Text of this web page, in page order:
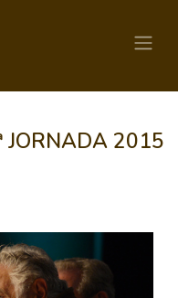
JORNADA 2015